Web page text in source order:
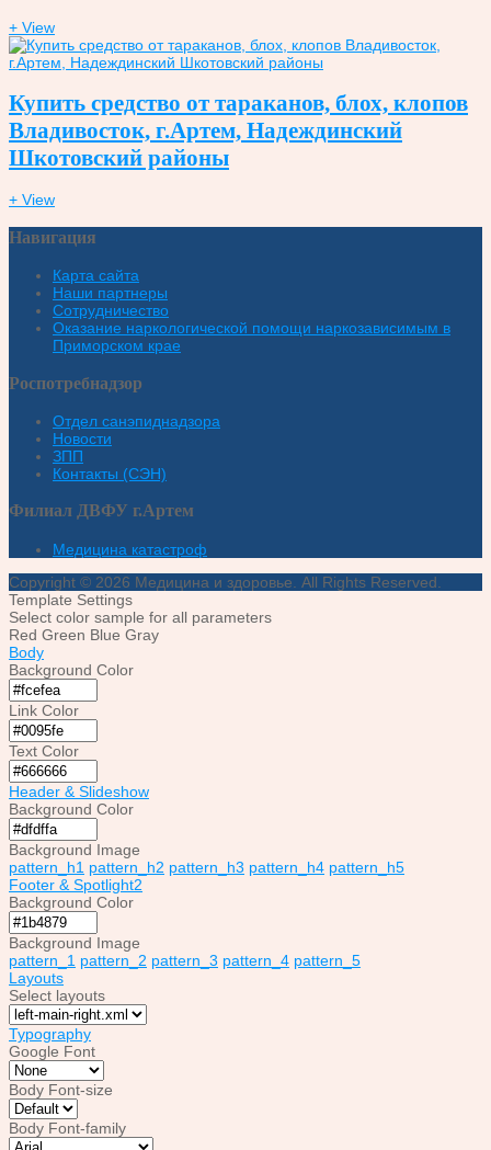
+ View
Купить средство от тараканов, блох, клопов
Владивосток, г.Артем, Надеждинский
Шкотовский районы
+ View
Навигация
Карта сайта
Наши партнеры
Сотрудничество
Оказание наркологической помощи наркозависимым в
Приморском крае
Роспотребнадзор
Отдел санэпиднадзора
Новости
ЗПП
Контакты (СЭН)
Филиал ДВФУ г.Артем
Медицина катастроф
Copyright © 2026 Медицина и здоровье. All Rights Reserved.
Template Settings
Select color sample for all parameters
Red Green Blue Gray
Body
Background Color
Link Color
Text Color
Header & Slideshow
Background Color
Background Image
pattern_h1 pattern_h2 pattern_h3 pattern_h4 pattern_h5
Footer & Spotlight2
Background Color
Background Image
pattern_1 pattern_2 pattern_3 pattern_4 pattern_5
Layouts
Select layouts
Typography
Google Font
Body Font-size
Body Font-family